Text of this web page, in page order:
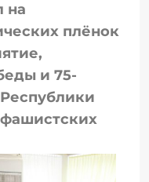
на
плёнок
и 75-